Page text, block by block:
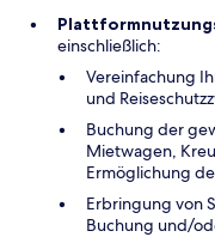
einschließlich:
Vereinfachung
und
Buchung der
Mietwagen,
Ermöglichung
Erbringung von
Buchung und/